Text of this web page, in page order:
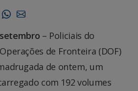
– Policiais do
de Fronteira (DOF)
de ontem, um
com 192 volumes